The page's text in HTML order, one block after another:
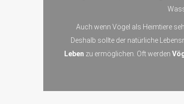
Auch wenn Vögel als Heimtiere
Deshalb sollte der natürliche
Leben zu ermöglichen. Oft werden